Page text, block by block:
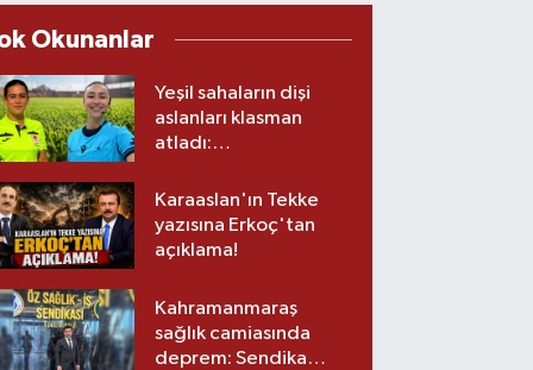
Okunanlar
Yeşil sahaların dişi
aslanları klasman
atladı:
üst lige iki transfer!
Karaaslan'ın Tekke
yazısına Erkoç'tan
açıklama!
Kahramanmaraş
sağlık camiasında
deprem: Sendika